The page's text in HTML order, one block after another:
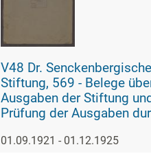
V48 Dr. Senckenbergische
Stiftung, 569 - Belege über
Ausgaben der Stiftung
Prüfung der Ausgaben
01.09.1921 - 01.12.1925